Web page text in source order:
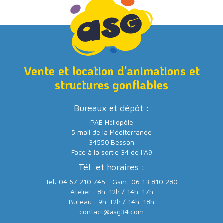
Vente et location d'animations et
structures gonflables
Bureaux et dépôt :
PAE Héliopôle
5 mail de la Méditerranée
34550 Bessan
Face à la sortie 34 de l'A9
Tél. et horaires :
Tél: 04 67 210 745 - Gsm: 06 13 810 280
Atelier : 8h-12h / 14h-17h
Bureau : 9h-12h / 14h-18h
contact@asg34.com